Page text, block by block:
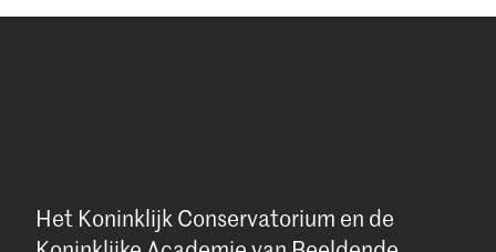
Het Koninklijk Conservatorium en de